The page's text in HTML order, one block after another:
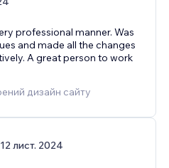
professional manner. Was
and made all the changes
A great person to work
дизайн сайту
12 лист. 2024